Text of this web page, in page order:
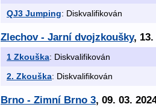
QJ3 Jumping: Diskvalifikován
Zlechov - Jarní dvojzkoušky, 13.
1 Zkouška: Diskvalifikován
2. Zkouška: Diskvalifikován
Brno - Zimní Brno 3, 09. 03.